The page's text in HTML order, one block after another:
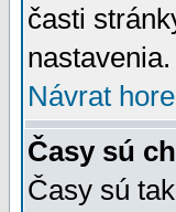
časti
nastavenia.
Návrat hore
Časy sú
Časy sú